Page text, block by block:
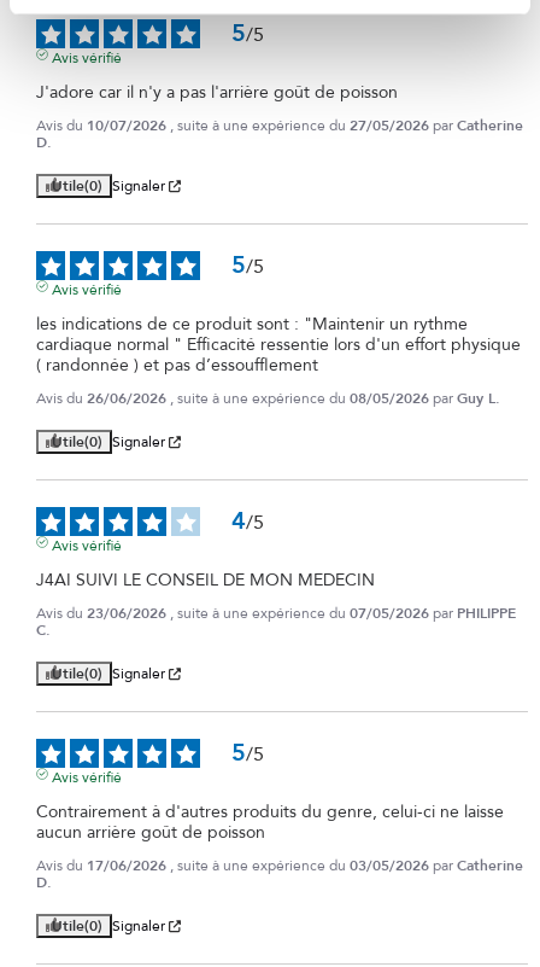
5/5
Avis vérifié
J'adore car il n'y a pas l'arrière goût de poisson
Avis du 10/07/2026 , suite à une expérience du 27/05/2026 parCatherine
D.
Utile(0) Signaler
5/5
Avis vérifié
les indications de ce produit sont : "Maintenir un rythme
cardiaque normal " Efficacité ressentie lors d'un effort physique
( randonnée ) et pas d’essoufflement
Avis du 26/06/2026 , suite à une expérience du 08/05/2026 parGuy L.
Utile(0) Signaler
4/5
Avis vérifié
J4AI SUIVI LE CONSEIL DE MON MEDECIN
Avis du 23/06/2026 , suite à une expérience du 07/05/2026 par PHILIPPE
C.
Utile(0) Signaler
5/5
Avis vérifié
Contrairement à d'autres produits du genre, celui-ci ne laisse
aucun arrière goût de poisson
Avis du 17/06/2026 , suite à une expérience du 03/05/2026 parCatherine
D.
Utile(0) Signaler